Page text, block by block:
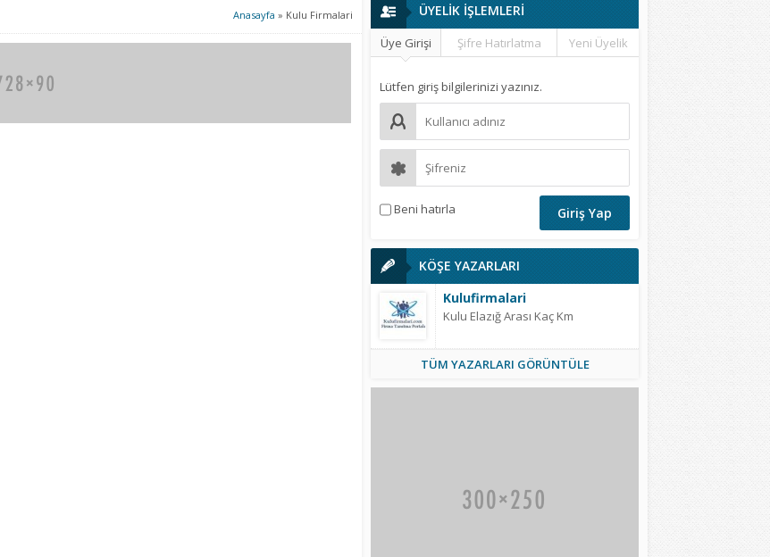
Anasayfa » Kulu Firmalari ÜYELİK İŞLEMLERİ
Üye Girişi Şifre Hatırlatma Yeni Üyelik
Lütfen giriş bilgilerinizi yazınız.
Beni hatırla
KÖŞE YAZARLARI
Kulufirmalari
Kulu Elazığ Arası Kaç Km
TÜM YAZARLARI GÖRÜNTÜLE